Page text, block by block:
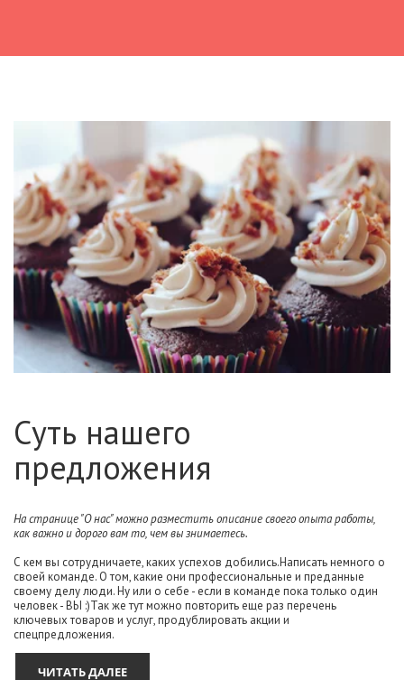
Суть нашего
предложения
На странице "О нас" можно разместить описание своего опыта работы,
как важно и дорого вам то, чем вы знимаетесь.
С кем вы сотрудничаете, каких успехов добились.Написать немного о
своей команде. О том, какие они профессиональные и преданные
своему делу люди. Ну или о себе - если в команде пока только один
человек - ВЫ :)Так же тут можно повторить еще раз перечень
ключевых товаров и услуг, продублировать акции и
спецпредложения.
ЧИТАТЬ ДАЛЕЕ